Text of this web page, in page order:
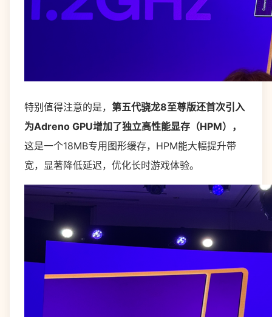
特别值得注意的是， 第五代骁龙8至尊版还首次引入
为Adreno GPU增加了独立高性能显存（HPM），
这是一个18MB专用图形缓存，HPM能大幅提升带
宽，显著降低延迟，优化长时游戏体验。